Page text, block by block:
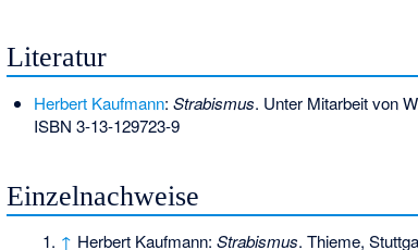
Literatur
Herbert Kaufmann: Strabismus. Unter Mitarbeit von
ISBN 3-13-129723-9
Einzelnachweise
↑ Herbert Kaufmann: Strabismus. Thieme,